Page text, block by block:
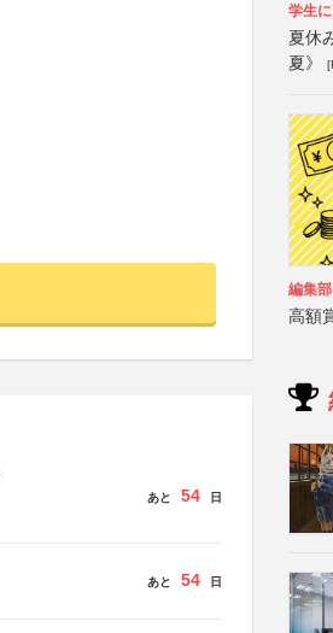
あと 54 日
あと 54 日
学生
夏休
夏》
編集
高額